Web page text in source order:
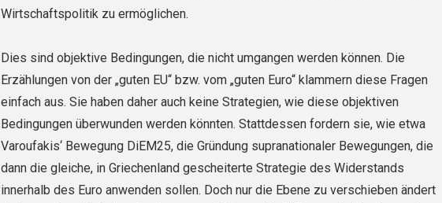
Wirtschaftspolitik zu ermöglichen.
Dies sind objektive Bedingungen, die nicht umgangen werden können. Die
Erzählungen von der „guten EU“ bzw. vom „guten Euro“ klammern diese Fragen
einfach aus. Sie haben daher auch keine Strategien, wie diese objektiven
Bedingungen überwunden werden könnten. Stattdessen fordern sie, wie etwa
Varoufakis‘ Bewegung DiEM25, die Gründung supranationaler Bewegungen, die
dann die gleiche, in Griechenland gescheiterte Strategie des Widerstands
innerhalb des Euro anwenden sollen. Doch nur die Ebene zu verschieben ändert